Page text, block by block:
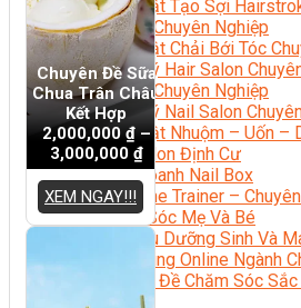
Kỹ Thuật Tạo Sợi
Barber Chuyên Nghiệp
Kỹ Thuật Chải Bới Tóc
Quản Lý Hair Salon
Nối Mi Chuyên Nghiệp
Quản Lý Nail Salon
Kỹ Thuật Nhuộm – Uốn –
Nail Salon Định Cư
Kinh Doanh Nail Box
Train The Trainer –
Chăm Sóc Mẹ Và Bé
Gội Đầu Dưỡng Sinh Và
Marketing Online Ngành
Chuyên Đề Chăm Sóc
Âm Nhạc
Chuyên Đề Sữa
Chua Trân Châu
Kết Hợp
2,000,000₫–
3,000,000 ₫
XEM NGAY!!!